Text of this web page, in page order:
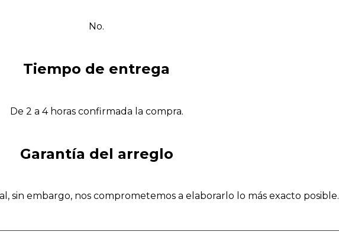
No.
Tiempo de entrega
De 2 a 4 horas confirmada la compra.
Garantía del arreglo
sin embargo, nos comprometemos a elaborarlo lo más exacto posible.